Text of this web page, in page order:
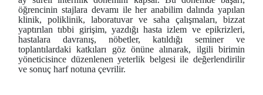
öğrencinin stajlara devamı ile her anabilim dalında yapılan
klinik, poliklinik, laboratuvar ve saha çalışmaları, bizzat
yaptırılan tıbbi girişim, yazdığı hasta izlem ve epikrizleri,
hastalara davranış, nöbetler, katıldığı seminer ve
toplantılardaki katkıları göz önüne alınarak, ilgili birimin
yöneticisince düzenlenen yeterlik belgesi ile değerlendirilir
ve sonuç harf notuna çevrilir.